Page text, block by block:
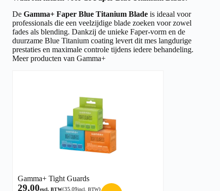
De Gamma+ Faper Blue Titanium Blade is ideaal voor
professionals die een veelzijdige blade zoeken voor zowel
fades als blending. Dankzij de unieke Faper-vorm en de
duurzame Blue Titanium coating levert dit mes langdurige
prestaties en maximale controle tijdens iedere behandeling.
Meer producten van Gamma+
Gamma+ Tight Guards
29,00excl. BTW(35,09incl. BTW)